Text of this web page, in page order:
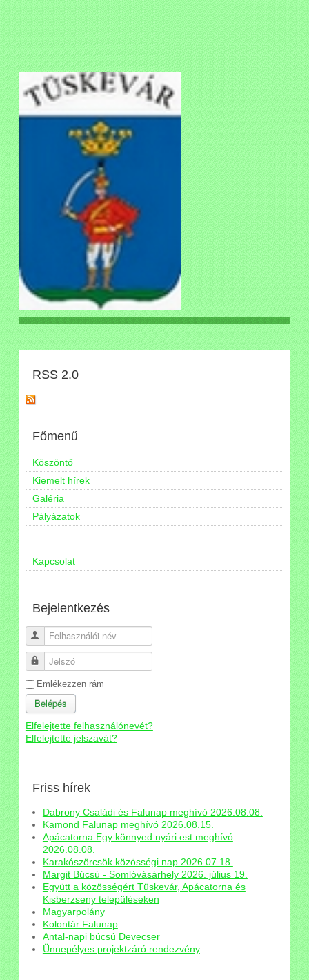
RSS 2.0
Főmenű
Köszöntő
Kiemelt hírek
Galéria
Pályázatok
Kapcsolat
Bejelentkezés
Felhasználói név
Jelszó
Emlékezzen rám
Belépés
Elfelejtette felhasználónevét?
Elfelejtette jelszavát?
Friss hírek
Dabrony Családi és Falunap meghívó 2026.08.08.
Kamond Falunap meghívó 2026.08.15.
Apácatorna Egy könnyed nyári est meghívó
2026.08.08.
Karakószörcsök közösségi nap 2026.07.18.
Margit Búcsú - Somlóvásárhely 2026. július 19.
Együtt a közösségért Tüskevár, Apácatorna és
Kisberzseny településeken
Magyarpolány
Kolontár Falunap
Antal-napi búcsú Devecser
Ünnepélyes projektzáró rendezvény